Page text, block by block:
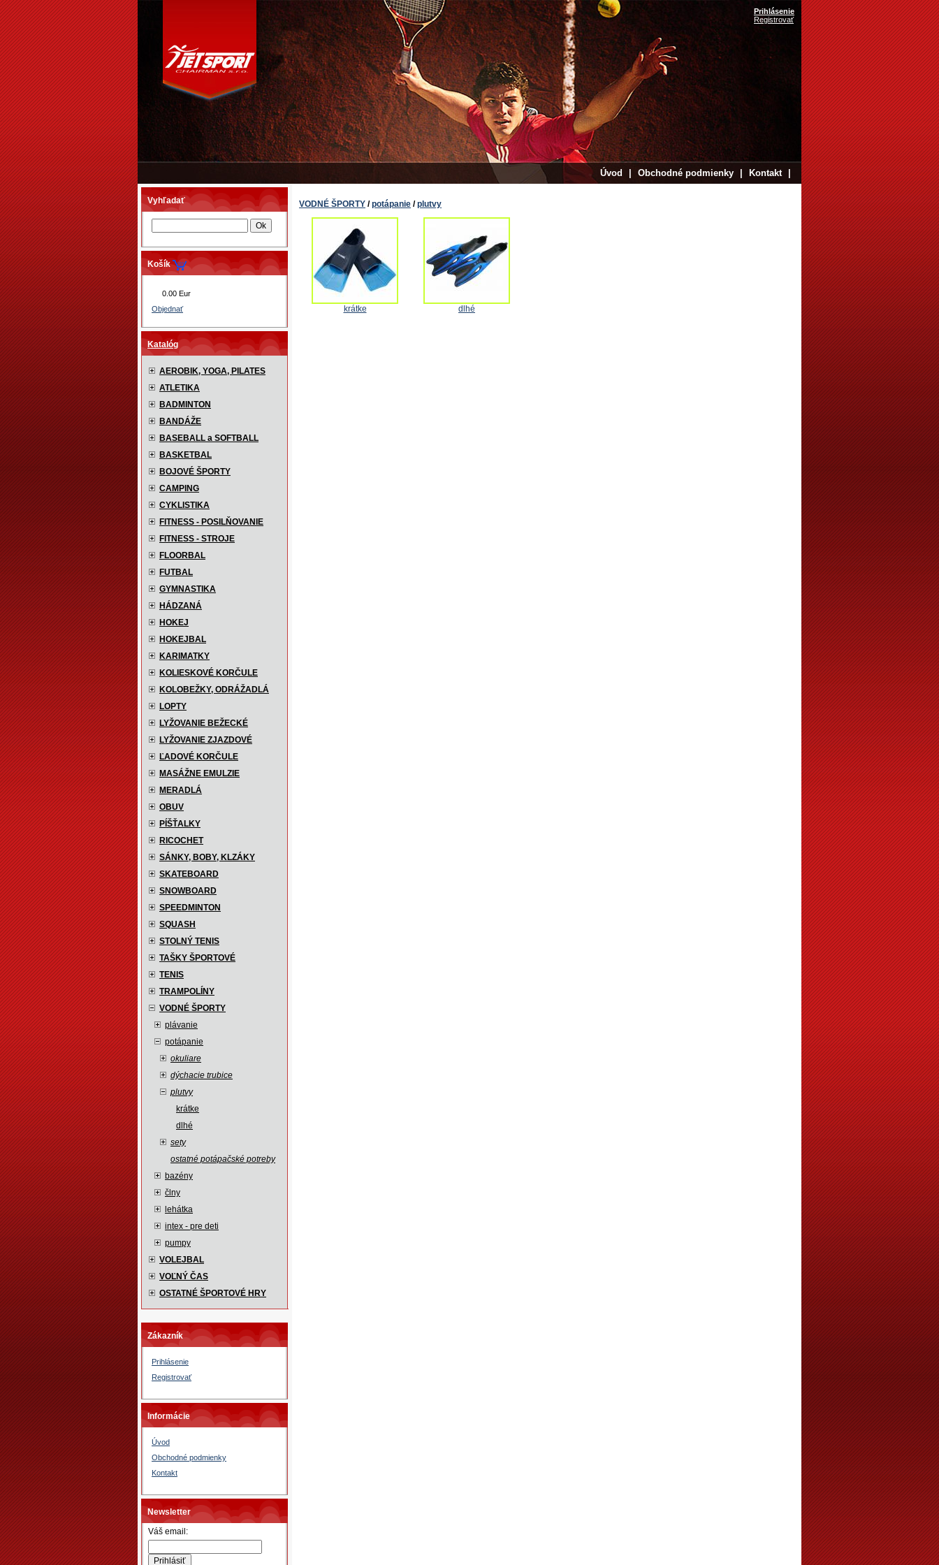
Prihlásenie
Registrovať
Úvod Obchodné podmienky Kontakt
Vyhľadať
Košík
0.00 Eur
Objednať
Katalóg
AEROBIK, YOGA, PILATES
ATLETIKA
BADMINTON
BANDÁŽE
BASEBALL a SOFTBALL
BASKETBAL
BOJOVÉ ŠPORTY
CAMPING
CYKLISTIKA
FITNESS - POSILŇOVANIE
FITNESS - STROJE
FLOORBAL
FUTBAL
GYMNASTIKA
HÁDZANÁ
HOKEJ
HOKEJBAL
KARIMATKY
KOLIESKOVÉ KORČULE
KOLOBEŽKY, ODRÁŽADLÁ
LOPTY
LYŽOVANIE BEŽECKÉ
LYŽOVANIE ZJAZDOVÉ
ĽADOVÉ KORČULE
MASÁŽNE EMULZIE
MERADLÁ
OBUV
PÍŠŤALKY
RICOCHET
SÁNKY, BOBY, KLZÁKY
SKATEBOARD
SNOWBOARD
SPEEDMINTON
SQUASH
STOLNÝ TENIS
TAŠKY ŠPORTOVÉ
TENIS
TRAMPOLÍNY
VODNÉ ŠPORTY
plávanie
potápanie
okuliare
dýchacie trubice
plutvy
krátke
dlhé
sety
ostatné potápačské potreby
bazény
člny
lehátka
intex - pre deti
pumpy
VOLEJBAL
VOĽNÝ ČAS
OSTATNÉ ŠPORTOVÉ HRY
Zákazník
Prihlásenie
Registrovať
Informácie
Úvod
Obchodné podmienky
Kontakt
Newsletter
Váš email:
VODNÉ ŠPORTY /potápanie /plutvy
krátke dlhé